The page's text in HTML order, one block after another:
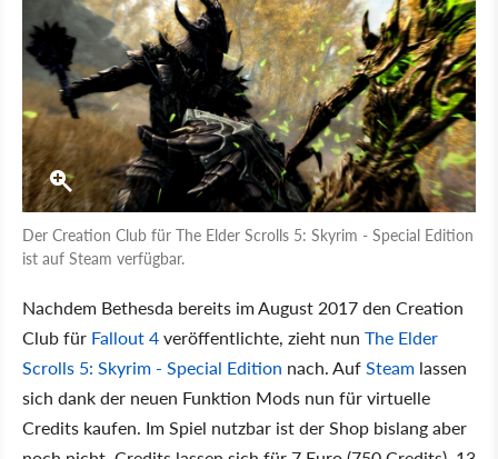
Der Creation Club für The Elder Scrolls 5: Skyrim - Special Edition
ist auf Steam verfügbar.
Nachdem Bethesda bereits im August 2017 den Creation
Club für Fallout 4veröffentlichte, zieht nun The Elder
Scrolls 5: Skyrim - Special Edition nach. AufSteam lassen
sich dank der neuen Funktion Mods nun für virtuelle
Credits kaufen. Im Spiel nutzbar ist der Shop bislang aber